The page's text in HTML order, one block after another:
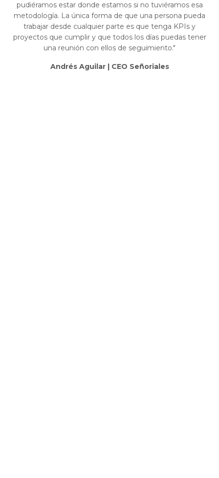
pudiéramos estar donde estamos si no tuviéramos esa
metodología. La única forma de que una persona pueda
trabajar desde cualquier parte es que tenga KPIs y
proyectos que cumplir y que todos los días puedas tener
una reunión con ellos de seguimiento."
Andrés Aguilar | CEO Señoriales